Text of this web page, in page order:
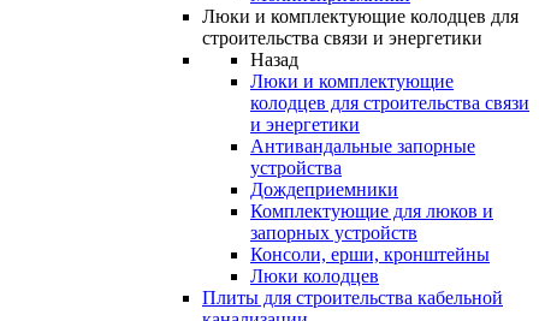
Люки и комплектующие колодцев для
строительства связи и энергетики
Назад
Люки и комплектующие
колодцев для строительства связи
и энергетики
Антивандальные запорные
устройства
Дождеприемники
Комплектующие для люков и
запорных устройств
Консоли, ерши, кронштейны
Люки колодцев
Плиты для строительства кабельной